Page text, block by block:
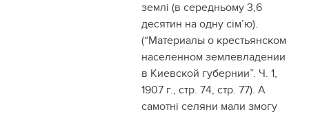
землі (в середньому 3,6
десятин на одну сім’ю).
(“Материалы о крестьянском
населенном землевладении
в Киевской губернии”. Ч. 1,
1907 г., стр. 74, стр. 77). А
самотні селяни мали змогу